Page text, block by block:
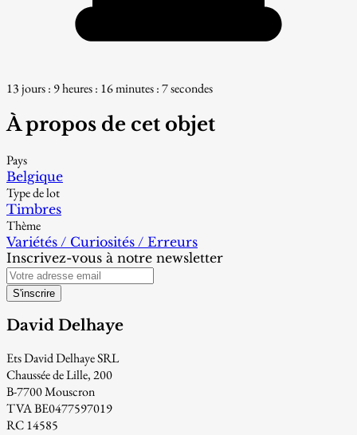
13 jours : 9 heures : 16 minutes : 7 secondes
À propos de cet objet
Pays
Belgique
Type de lot
Timbres
Thème
Variétés / Curiosités / Erreurs
Inscrivez-vous à notre newsletter
S'inscrire
David Delhaye
Ets David Delhaye SRL
Chaussée de Lille, 200
B-7700 Mouscron
TVA BE0477597019
RC 14585